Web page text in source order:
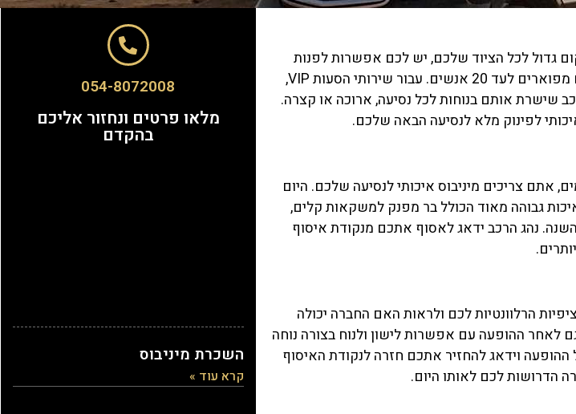
גדול לכל הציוד שלכם, יש לכם אפשרות לפנות
עבור שירותי הסעות VIP
,
שישרת אותם בנוחות לכל נסיעה, ארוכה או קצרה.
לפינוק מלא לנסיעה הבאה שלכם.
צריכים מיניבוס איכותי לנסיעה שלכם. היום
גבוהה מאוד הכולל בר מפנק למשקאות קלים,
נהג הרכב ידאג לאסוף אתכם מנקודת איסוף
הרלוונטיות לכם ולראות האם החברה יכולה
לאחר ההופעה עם אפשרות לישון ולנוח בצורה נוחה
ההופעה וידאג להחזיר אתכם חזרה לנקודת האיסוף
הדרושות לכם לאותו היום.
054-8072008
מלאו פרטים ונחזור אליכם
בהקדם
השכרת מיניבוס
קרא עוד »